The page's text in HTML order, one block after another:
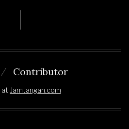
Contributor
at Jamtangan.com